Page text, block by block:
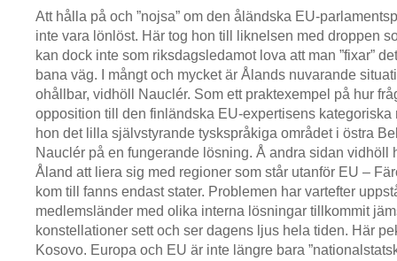
Att hålla på och ”nojsa” om den åländska EU-
inte vara lönlöst. Här tog hon till liknelsen med droppen
kan dock inte som riksdagsledamot lova att man ”fixar”
bana väg. I mångt och mycket är Ålands nuvarande
ohållbar, vidhöll Nauclér. Som ett praktexempel på hur
opposition till den finländska EU-expertisens
hon det lilla självstyrande tyskspråkiga området i östra
Nauclér på en fungerande lösning. Å andra sidan vidhöll
Åland att liera sig med regioner som står utanför EU –
kom till fanns endast stater. Problemen har vartefter
medlemsländer med olika interna lösningar tillkommit
konstellationer sett och ser dagens ljus hela tiden. Här
Kosovo. Europa och EU är inte längre bara